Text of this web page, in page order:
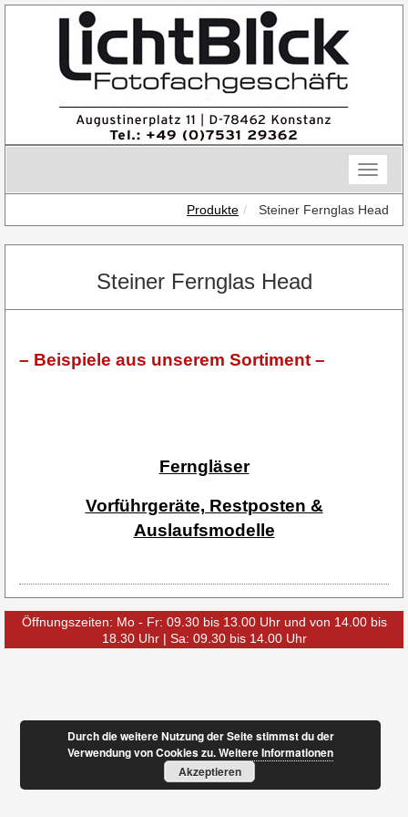
Toggle
Produkte
Steiner Fernglas Head
Steiner Fernglas Head
– Beispiele aus unserem Sortiment –
Ferngläser
Vorführgeräte, Restposten &
Auslaufsmodelle
Öffnungszeiten: Mo - Fr: 09.30 bis 13.00 Uhr und von 14.00 bis
18.30 Uhr | Sa: 09.30 bis 14.00 Uhr
Durch die weitere Nutzung der Seite stimmst du der
Verwendung von Cookies zu.Weitere Informationen
Akzeptieren